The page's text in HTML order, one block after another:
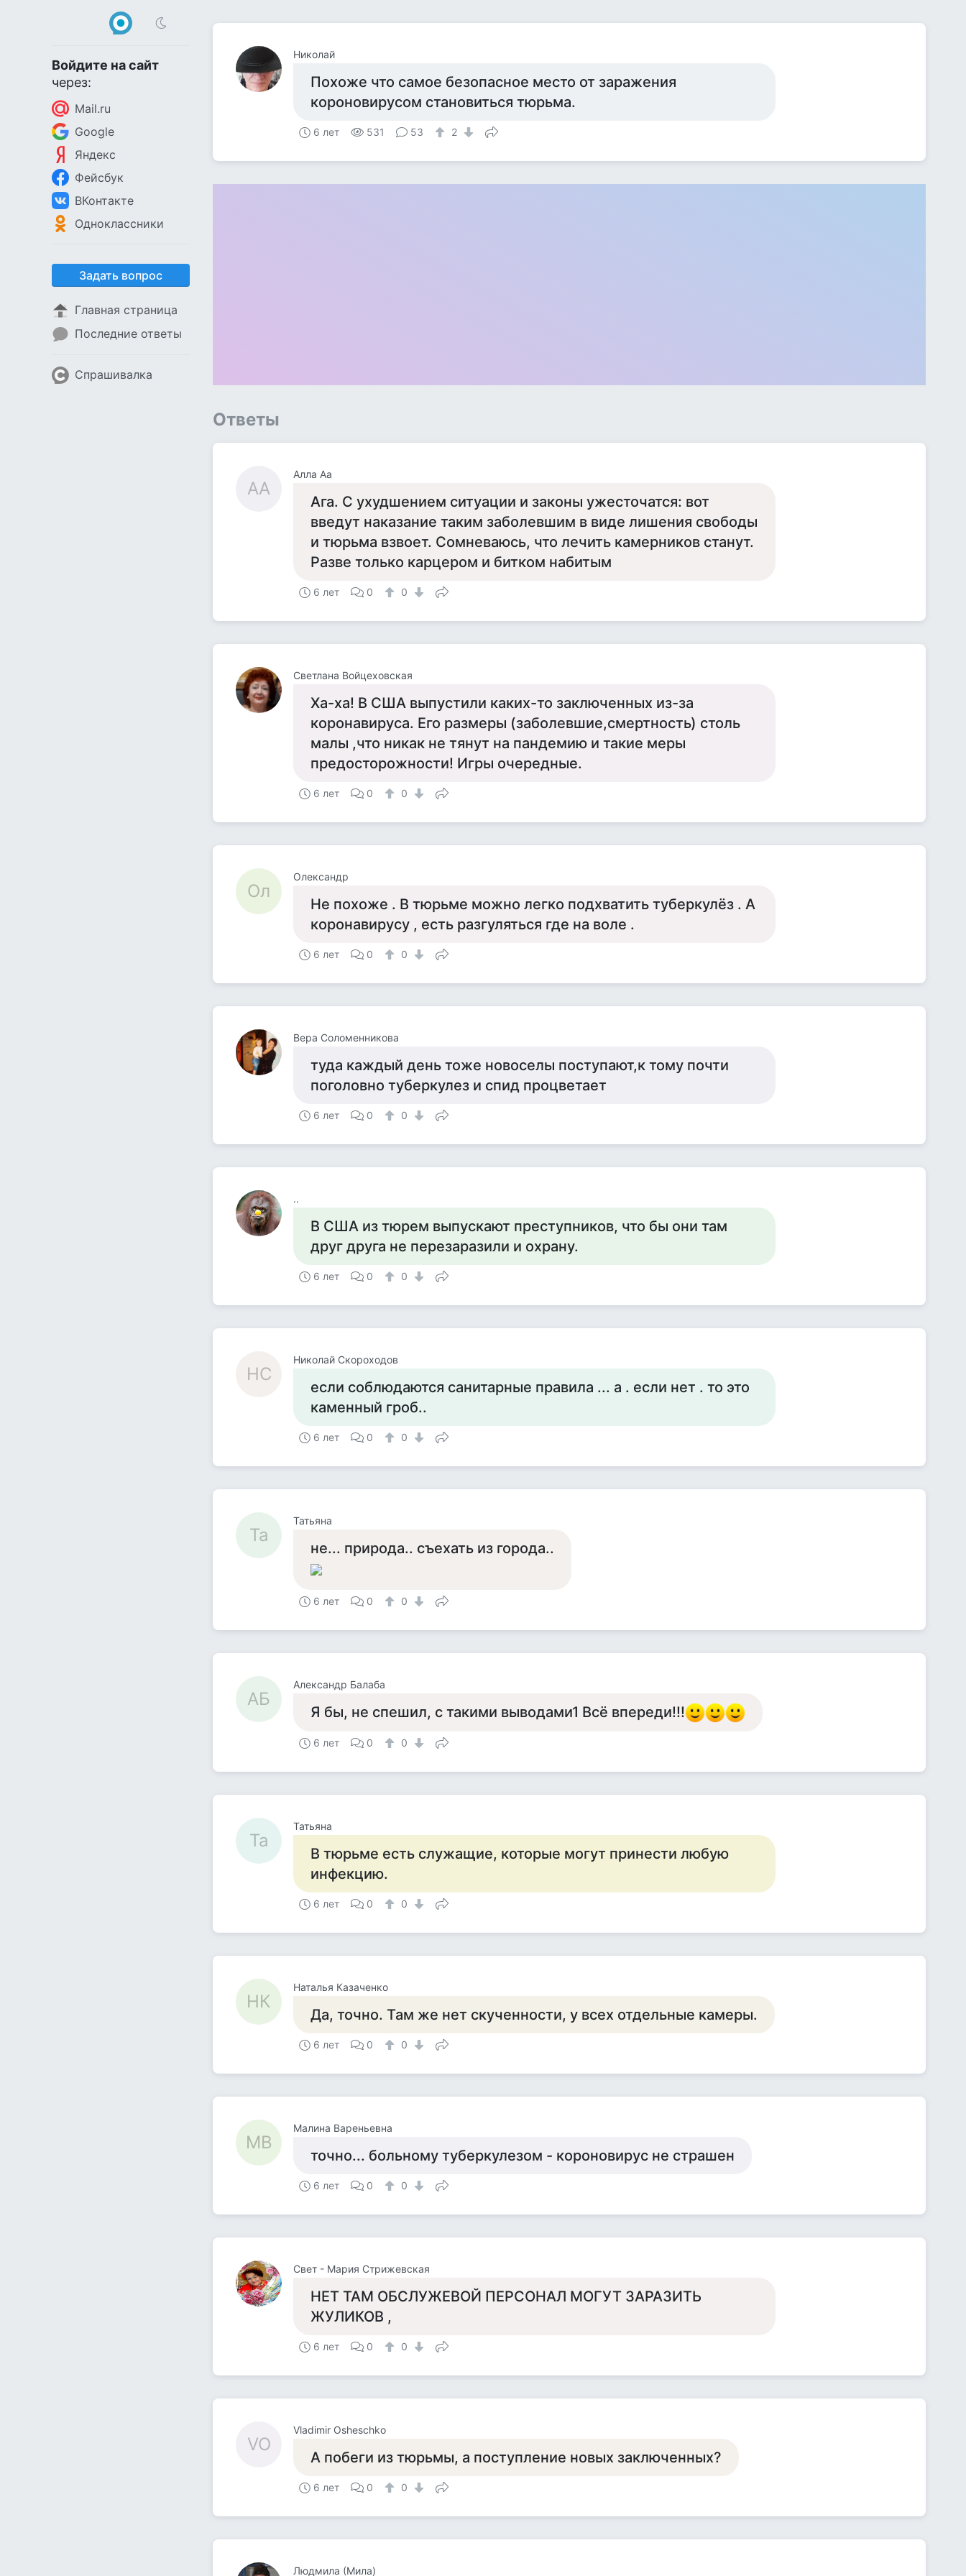
Войдите на сайт
через:
Mail.ru
Google
Яндекс
Фейсбук
ВКонтакте
Одноклассники
Задать вопрос
Главная страница
Последние ответы
Спрашивалка
Николай
Похоже что самое безопасное место от заражения
короновирусом становиться тюрьма.
6 лет 531 53 2
Ответы
АА
Алла Аа
Ага. С ухудшением ситуации и законы ужесточатся: вот
введут наказание таким заболевшим в виде лишения свободы
и тюрьма взвоет. Сомневаюсь, что лечить камерников станут.
Разве только карцером и битком набитым
6 лет 0 0
Светлана Войцеховская
Ха-ха! В США выпустили каких-то заключенных из-за
коронавируса. Его размеры (заболевшие,смертность) столь
малы ,что никак не тянут на пандемию и такие меры
предосторожности! Игры очередные.
6 лет 0 0
Ол
Олександр
Не похоже . В тюрьме можно легко подхватить туберкулёз . А
коронавирусу , есть разгуляться где на воле .
6 лет 0 0
Вера Соломенникова
туда каждый день тоже новоселы поступают,к тому почти
поголовно туберкулез и спид процветает
6 лет 0 0
..
В США из тюрем выпускают преступников, что бы они там
друг друга не перезаразили и охрану.
6 лет 0 0
НС
Николай Скороходов
если соблюдаются санитарные правила ... а . если нет . то это
каменный гроб..
6 лет 0 0
Та
Татьяна
не... природа.. съехать из города..
6 лет 0 0
АБ
Александр Балаба
Я бы, не спешил, с такими выводами1 Всё впереди!!!
6 лет 0 0
Та
Татьяна
В тюрьме есть служащие, которые могут принести любую
инфекцию.
6 лет 0 0
НК
Наталья Казаченко
Да, точно. Там же нет скученности, у всех отдельные камеры.
6 лет 0 0
МВ
Малина Вареньевна
точно... больному туберкулезом - короновирус не страшен
6 лет 0 0
Свет - Мария Стрижевская
НЕТ ТАМ ОБСЛУЖЕВОЙ ПЕРСОНАЛ МОГУТ ЗАРАЗИТЬ
ЖУЛИКОВ ,
6 лет 0 0
VO
Vladimir Osheschko
А побеги из тюрьмы, а поступление новых заключенных?
6 лет 0 0
Людмила (Мила)